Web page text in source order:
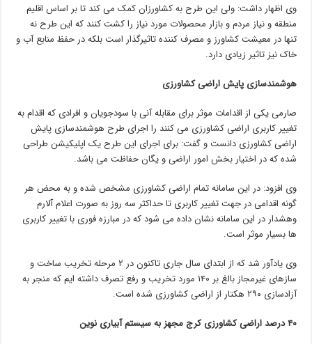
وی اظهار داشت: ولی این طرح به کشاورزان کمک می کند تا بر اساس اقلیم
منطقه و نیاز مردم و بازار محصولات مورد نیاز را کشت کنند که این طرح نه
تنها در معیشت کشاورز و مصرف کننده تاثیرگذار است بلکه در حفظ منابع آب و
خاک نیز تاثیر زیادی دارد.
هوشمندسازی پایش اراضی کشاورزی
صارمی یکی از اقدامات موثر برای مقابله آنی با سودجویان و افرادی که اقدام به
تغییر کاربری اراضی کشاورزی می کنند را اجرای طرح هوشمندسازی پایش
اراضی کشاورزی دانست و گفت: برای اجرای این طرح یک اپلیکیشن طراحی
شده که در اختیار بخش امور اراضی و یگان حفاظت می باشد.
وی افزود: در این سامانه تمام اراضی کشاورزی مشخص شده و به محض هر
گونه اقدامی در جهت تغییر کاربری تا حداکثر سه روز به صورت اعلام آلارم
وهشدار در این سامانه نشان داده می شود که در مبارزه فوری با تغییر کاربری
ها بسیار موثر است.
وی یادآور شد که از ابتدای سال جاری تاکنون در ۲ مرحله تخریب ساخت و
سازهای غیرمجاز بالغ بر ۱۴۰ مورد تخریب و رفع تصرف داشته ایم که منجر به
آزادسازی ۲۹۰ هکتار از اراضی کشاورزی شده است.
۴۰ درصد اراضی کشاورزی کرج مجهز به سیستم آبیاری نوین